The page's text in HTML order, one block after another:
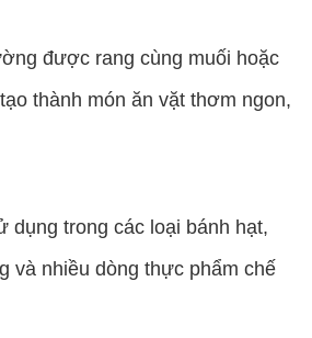
được rang cùng muối hoặc
thành món ăn vặt thơm ngon,
dụng trong các loại bánh hạt,
và nhiều dòng thực phẩm chế